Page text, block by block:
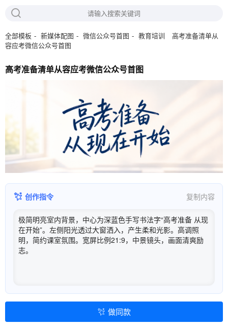
全部模板 新媒体配图 微信公众号首图 教育培训
高考准备清单从
容应考微信公众号首图
高考准备清单从容应考微信公众号首图
创作指令 复制内容
极简明亮室内背景，中心为深蓝色手写书法字“高考准备 从现
在开始”。左侧阳光透过大窗洒入，产生柔和光影。高调照
明，简约课室氛围。宽屏比例21:9，中景镜头，画面清爽励
志。
做同款